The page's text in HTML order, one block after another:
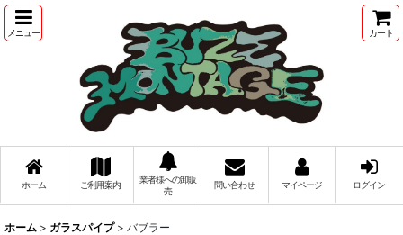
メニュー カート
ホーム ご利用案内
業者様への卸販
売
問い合わせ マイページ ログイン
ホーム > ガラスパイプ > バブラー